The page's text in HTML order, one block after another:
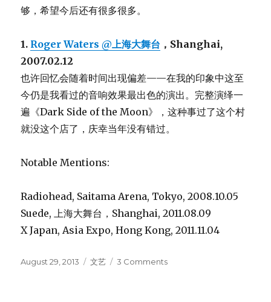
够，希望今后还有很多很多。
1. Roger Waters @上海大舞台 ，Shanghai,
2007.02.12
也许回忆会随着时间出现偏差——在我的印象中这至
今仍是我看过的音响效果最出色的演出。完整演绎一
遍《Dark Side of the Moon》，这种事过了这个村
就没这个店了，庆幸当年没有错过。
Notable Mentions:
Radiohead, Saitama Arena, Tokyo, 2008.10.05
Suede, 上海大舞台，Shanghai, 2011.08.09
X Japan, Asia Expo, Hong Kong, 2011.11.04
Posted
August 29, 2013 Categories
文艺 3 Comments